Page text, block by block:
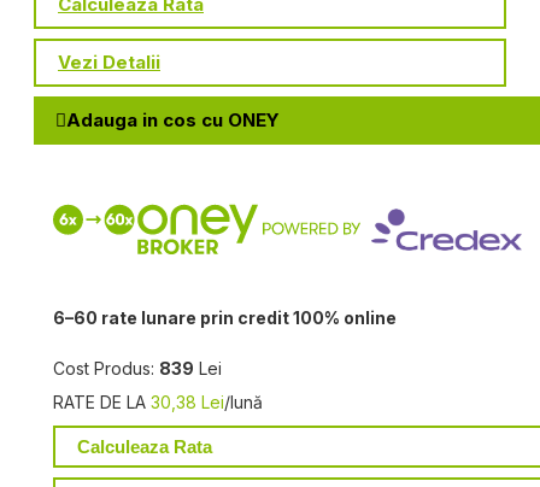
Vezi Detalii
Adauga in cos cu ONEY
6–60 rate lunare prin credit 100% online
Cost Produs: 839 Lei
RATE DE LA 30,38 Lei/lună
Calculeaza Rata